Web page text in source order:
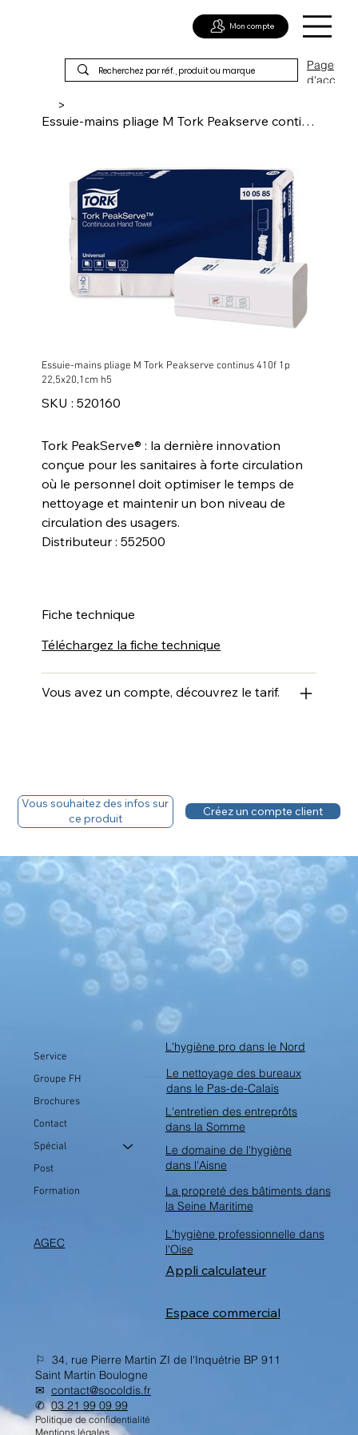
Page
d'acc
Mon compte
>
Essuie-mains pliage M Tork Peakserve continus 410f 1p 22,5x20,1cm h5
Essuie-mains pliage M Tork Peakserve continus 410f 1p
22,5x20,1cm h5
SKU : SKU
520160
520160
Tork PeakServe® : la dernière innovation
conçue pour les sanitaires à forte circulation
où le personnel doit optimiser le temps de
nettoyage et maintenir un bon niveau de
circulation des usagers.
Distributeur : 552500
Fiche technique
Téléchargez la fiche technique
Vous avez un compte, découvrez le tarif.
Vous souhaitez des infos sur
ce produit
Créez un compte client
Service
Groupe FH
Brochures
Contact
Spécial
Post
Formation
AGEC
L'hygiène pro dans le Nord
Le nettoyage des bureaux
dans le Pas-de-Calais
L'entretien des entreprôts
dans la Somme
Le domaine de l'hygiène
dans l'Aisne
La propreté des bâtiments dans
la Seine Maritime
L'hygiène professionnelle dans
l'Oise
Espace commercial
Appli calculateur
⚐ 34, rue Pierre Martin ZI de l'Inquétrie BP 911
Saint Martin Boulogne
✉︎ contact@socoldis.fr
✆03 21 99 09 99
Politique de confidentialité
Mentions légales